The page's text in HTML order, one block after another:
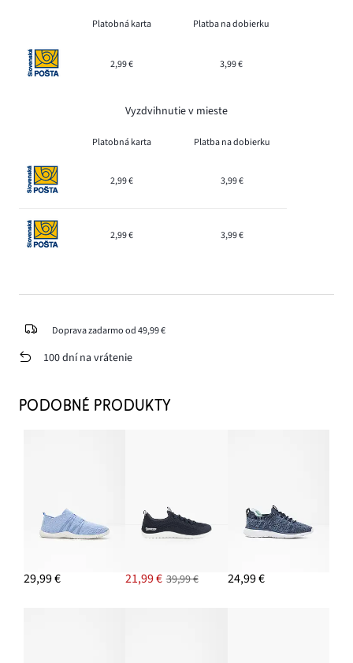
Platobná karta Platba na dobierku
2,99 € 3,99 €
Vyzdvihnutie v mieste
Platobná karta Platba na dobierku
2,99 € 3,99 €
2,99 € 3,99 €
Doprava zadarmo od 49,99 €
100 dní na vrátenie
PODOBNÉ PRODUKTY
29,99 € 21,99 € 39,99 € 24,99 €